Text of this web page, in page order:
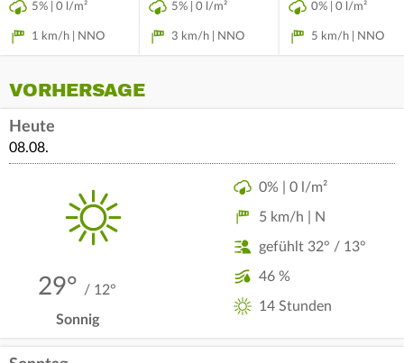
5% | 0 l/m²
1 km/h | NNO
5% | 0 l/m²
3 km/h | NNO
0% | 0 l/m²
5 km/h | NNO
VORHERSAGE
Heute
08.08.
29° / 12°
Sonnig
0% | 0 l/m²
5 km/h | N
gefühlt 32° / 13°
46 %
14 Stunden